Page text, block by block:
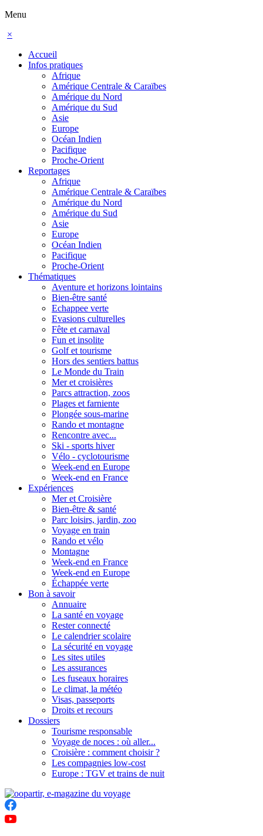
Menu
×
Accueil
Infos pratiques
Afrique
Amérique Centrale & Caraïbes
Amérique du Nord
Amérique du Sud
Asie
Europe
Océan Indien
Pacifique
Proche-Orient
Reportages
Afrique
Amérique Centrale & Caraïbes
Amérique du Nord
Amérique du Sud
Asie
Europe
Océan Indien
Pacifique
Proche-Orient
Thématiques
Aventure et horizons lointains
Bien-être santé
Echappee verte
Evasions culturelles
Fête et carnaval
Fun et insolite
Golf et tourisme
Hors des sentiers battus
Le Monde du Train
Mer et croisières
Parcs attraction, zoos
Plages et farniente
Plongée sous-marine
Rando et montagne
Rencontre avec...
Ski - sports hiver
Vélo - cyclotourisme
Week-end en Europe
Week-end en France
Expériences
Mer et Croisière
Bien-être & santé
Parc loisirs, jardin, zoo
Voyage en train
Rando et vélo
Montagne
Week-end en France
Week-end en Europe
Échappée verte
Bon à savoir
Annuaire
La santé en voyage
Rester connecté
Le calendrier scolaire
La sécurité en voyage
Les sites utiles
Les assurances
Les fuseaux horaires
Le climat, la météo
Visas, passeports
Droits et recours
Dossiers
Tourisme responsable
Voyage de noces : où aller...
Croisière : comment choisir ?
Les compagnies low-cost
Europe : TGV et trains de nuit